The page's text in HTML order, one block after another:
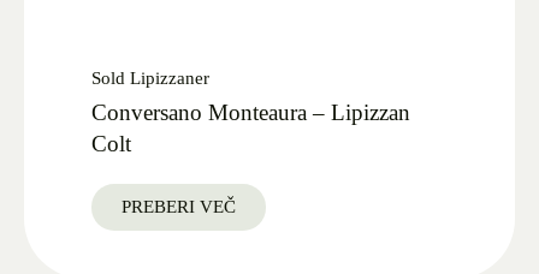
Sold Lipizzaner
Conversano Monteaura – Lipizzan
Colt
PREBERI VEČ